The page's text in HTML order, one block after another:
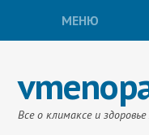
МЕНЮ
Все о климаксе и